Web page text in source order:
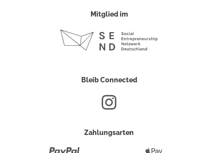
Mitglied im
Bleib Connected
Zahlungsarten